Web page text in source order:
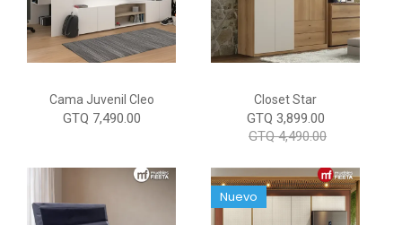
Cama Juvenil Cleo
GTQ 7,490.00
Closet Star
GTQ 3,899.00
GTQ 4,490.00
Nuevo